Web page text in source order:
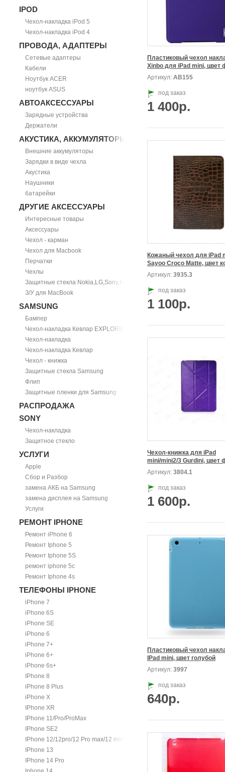
IPOD
Чехол-накладка iPod 5
Чехол-накладка iPod 4
ПРОВОДА, АДАПТЕРЫ
Сетевые адаптеры
Кабели
Ноутбук ACER
ноутбук ASUS
АВТОАКСЕССУАРЫ
Зарядные устройства
Держатели
АКУСТИКА, АККУМУЛЯТОРЫ
Внешние аккумуляторы
Зарядки в виде чехла
Акустика
Наушники
батарейки
ДРУГИЕ АКСЕССУАРЫ
Интересные товары
Аксессуары
Чехол - карман
Чехол для Macbook
Перчатки
Чехлы
Защитные стекла Nokia,LG,Sony,HTC
З/У для MacBook
SAMSUNG
Бампер
Чехол-накладка Кевлар EXPLORER
Чехол-накладка
Чехол-накладка Кевлар
Чехол - книжка
Защитные стекла Samsung
Флип
Защитные пленки для Samsung
РАСПРОДАЖА
SONY
Чехол-накладка
Защитное стекло
УСЛУГИ
Apple
Сбор и Разбор
замена АКБ на Samsung
замена дисплея на Samsung
Услуги
РЕМОНТ IPHONE
Ремонт iPhone 6
Ремонт Iphone 5
Ремонт Iphone 5S
ремонт iphone 5c
Ремонт Iphone 4s
ТЕЛЕФОНЫ IPHONE
iPhone 7
iPhone 6S
iPhone SE
iPhone 6
iPhone 7+
iPhone 6+
iPhone 6s+
IPhone 8
iPhone 8 Plus
iPhone X
IPhone XR
IPhone 11/Pro/ProMax
IPhone SE2
IPhone 12/12pro/12 Pro max/12 mini.
IPhone 13
IPhone 14 Pro
Пластиковый чехол
Артикул: АВ155
под заказ
1 400р.
Кожаный чехол для iPad
Артикул: 3935.3
под заказ
1 100р.
Чехол-книжка для iPad
Артикул: 3804.1
под заказ
1 600р.
Пластиковый чехол
IPad mini, цвет голубой
Артикул: 3997
под заказ
640р.